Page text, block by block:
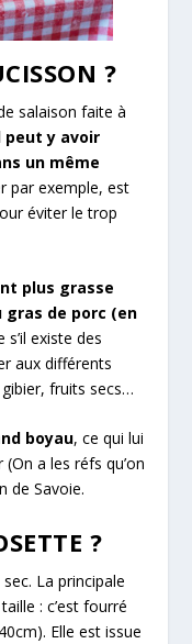
?
salaison faite à
peut y avoir
un même
par exemple, est
éviter le trop
plus grasse
gras de porc (en
s’il existe des
aux différents
fruits secs…
boyau, ce qui lui
a les réfs qu’on
de Savoie.
?
La principale
: c’est fourré
Elle est issue